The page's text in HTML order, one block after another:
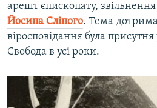
арешт єпископату,
Йосипа Сліпого. Тема
віросповідання була
Свобода в усі роки.